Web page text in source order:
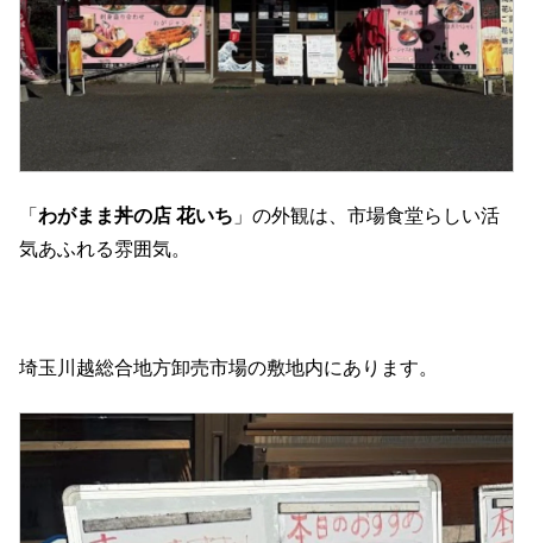
「 わがまま丼の店 花いち 」の外観は、市場食堂らしい活
気あふれる雰囲気。
埼玉川越総合地方卸売市場の敷地内にあります。